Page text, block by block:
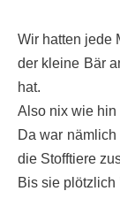
Wir hatten jede
der kleine Bär
hat.
Also nix wie hin
Da war nämlich
die Stofftiere
Bis sie plötzlich